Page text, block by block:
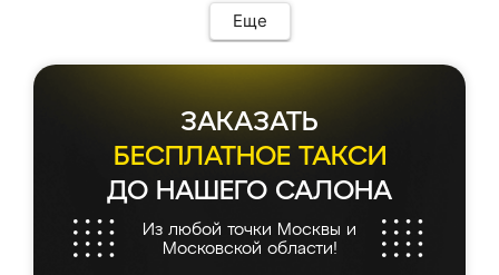
Еще
ЗАКАЗАТЬ
БЕСПЛАТНОЕ ТАКСИ
ДО НАШЕГО САЛОНА
Из любой точки Москвы и
Московской области!